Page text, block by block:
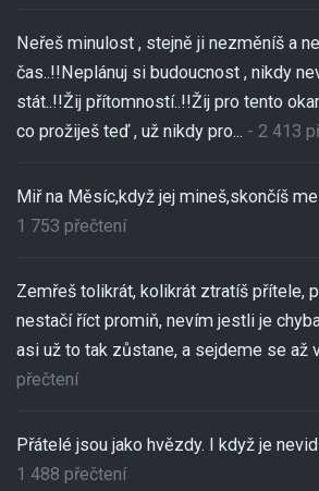
Neřeš minulost , stejně ji nezměníš a
čas..!!Neplánuj si budoucnost , nikdy
stát..!!Žij přítomností..!!Žij pro tento
co prožiješ teď , už nikdy pro... - 2 413
Miř na Měsíc,když jej mineš,skončíš
1 753 přečtení
Zemřeš tolikrát, kolikrát ztratíš přítele,
nestačí říct promiň, nevím jestli je
asi už to tak zůstane, a sejdeme se až
přečtení
Přátelé jsou jako hvězdy. I když je
1 488 přečtení